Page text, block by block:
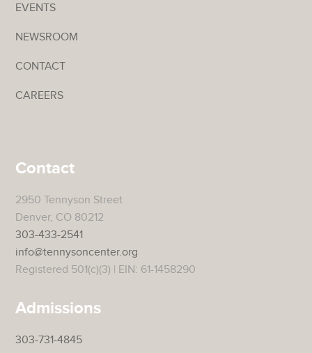
EVENTS
NEWSROOM
CONTACT
CAREERS
Contact
2950 Tennyson Street
Denver, CO 80212
303-433-2541
info@tennysoncenter.org
Registered 501(c)(3) | EIN: 61-1458290
Admissions
303-731-4845